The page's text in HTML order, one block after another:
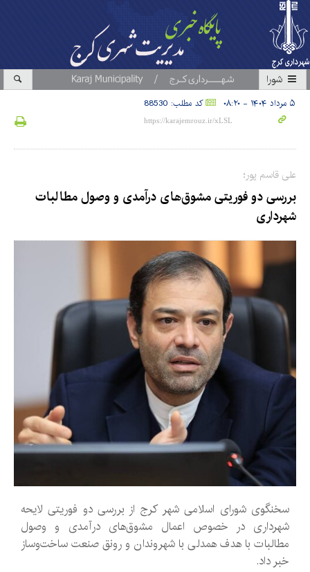
شورا
۵ مرداد ۱۴۰۴ - ۰۸:۲۰ کد مطلب: 88530
علی قاسم پور؛
بررسی دو فوریتی مشوق‌های درآمدی و وصول مطالبات
شهرداری
سخنگوی شورای اسلامی شهر کرج از بررسی دو فوریتی لایحه
شهرداری در خصوص اعمال مشوق‌های درآمدی و وصول
مطالبات با هدف همدلی با شهروندان و رونق صنعت ساخت‌وساز
خبر داد.